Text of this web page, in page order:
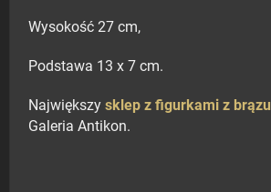
Wysokość 27 cm,
Podstawa 13 x 7 cm.
Największy sklep z figurkami z brązu
Galeria Antikon.